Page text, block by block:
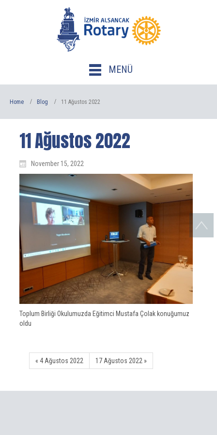
MENÜ
Home Blog 11 Ağustos 2022
11 Ağustos 2022
November 15, 2022
Toplum Birliği Okulumuzda Eğitimci Mustafa Çolak konuğumuz
oldu
« 4 Ağustos 2022 17 Ağustos 2022 »